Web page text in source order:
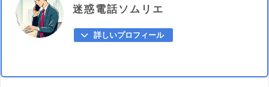
迷惑電話ソムリエ
詳しいプロフィール